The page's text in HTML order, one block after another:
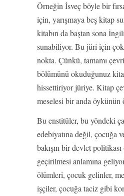
Örneğin İsveç böyle bir
için, yarışmaya beş kitap
kitabın da baştan sona
sunabiliyor. Bu jüri için çok
nokta. Çünkü, tamamı
bölümünü okuduğunuz
hissettiriyor jüriye. Kitap
meselesi bir anda öykünün
Bu enstitüler, bu yöndeki
edebiyatına değil, çocuğa
bakışın bir devlet
geçirilmesi anlamına
ölümleri, çocuk gelinler,
işçiler, çocuğa taciz gibi